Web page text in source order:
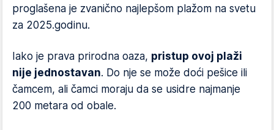
proglašena je zvanično najlepšom plažom na svetu
za 2025.godinu.
Iako je prava prirodna oaza, pristup ovoj plaži
nije jednostavan. Do nje se može doći pešice ili
čamcem, ali čamci moraju da se usidre najmanje
200 metara od obale.